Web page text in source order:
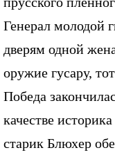
Генерал молодой
дверям одной
оружие гусару,
Победа
качестве
старик Блюхер